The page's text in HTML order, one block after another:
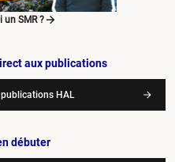
un SMR ?
aux publications
HAL
débuter